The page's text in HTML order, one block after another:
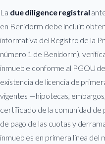
La due diligence registral
en Benidorm debe incluir:
informativa del Registro de la
número 1 de Benidorm),
inmueble conforme al PGOU
existencia de licencia de
vigentes —hipotecas,
certificado de la comunidad
de pago de las cuotas y
inmuebles en primera línea del